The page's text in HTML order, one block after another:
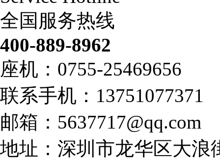
全国服务热线
400-889-8962
座机：0755-25469656
联系手机：13751077371
邮箱：5637717@qq.com
地址：深圳市龙华区大浪